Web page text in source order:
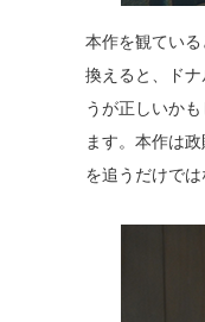
本作を観てい
換えると、ド
うが正しいか
ます。本作は
を追うだけで